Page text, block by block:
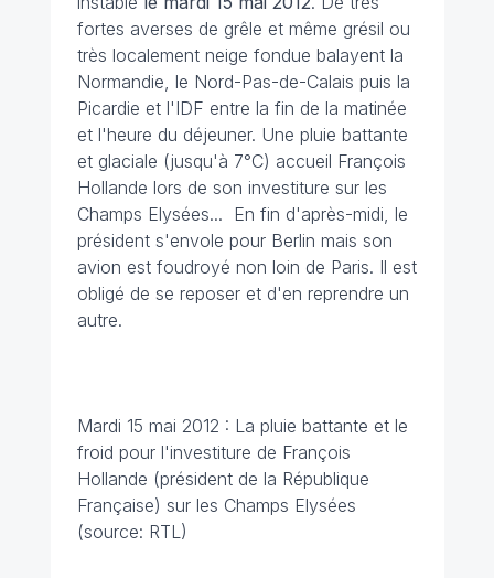
fortes averses de grêle et même grésil ou
très localement neige fondue balayent la
Normandie, le Nord-Pas-de-Calais puis la
Picardie et l'IDF entre la fin de la matinée
et l'heure du déjeuner. Une pluie battante
et glaciale (jusqu'à 7°C) accueil François
Hollande lors de son investiture sur les
Champs Elysées... En fin d'après-midi, le
président s'envole pour Berlin mais son
avion est foudroyé non loin de Paris. Il est
obligé de se reposer et d'en reprendre un
autre.
Mardi 15 mai 2012 : La pluie battante et le
froid pour l'investiture de François
Hollande (président de la République
Française) sur les Champs Elysées
(source: RTL)